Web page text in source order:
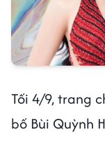
Tối 4/9, trang
bố Bùi Quỳnh